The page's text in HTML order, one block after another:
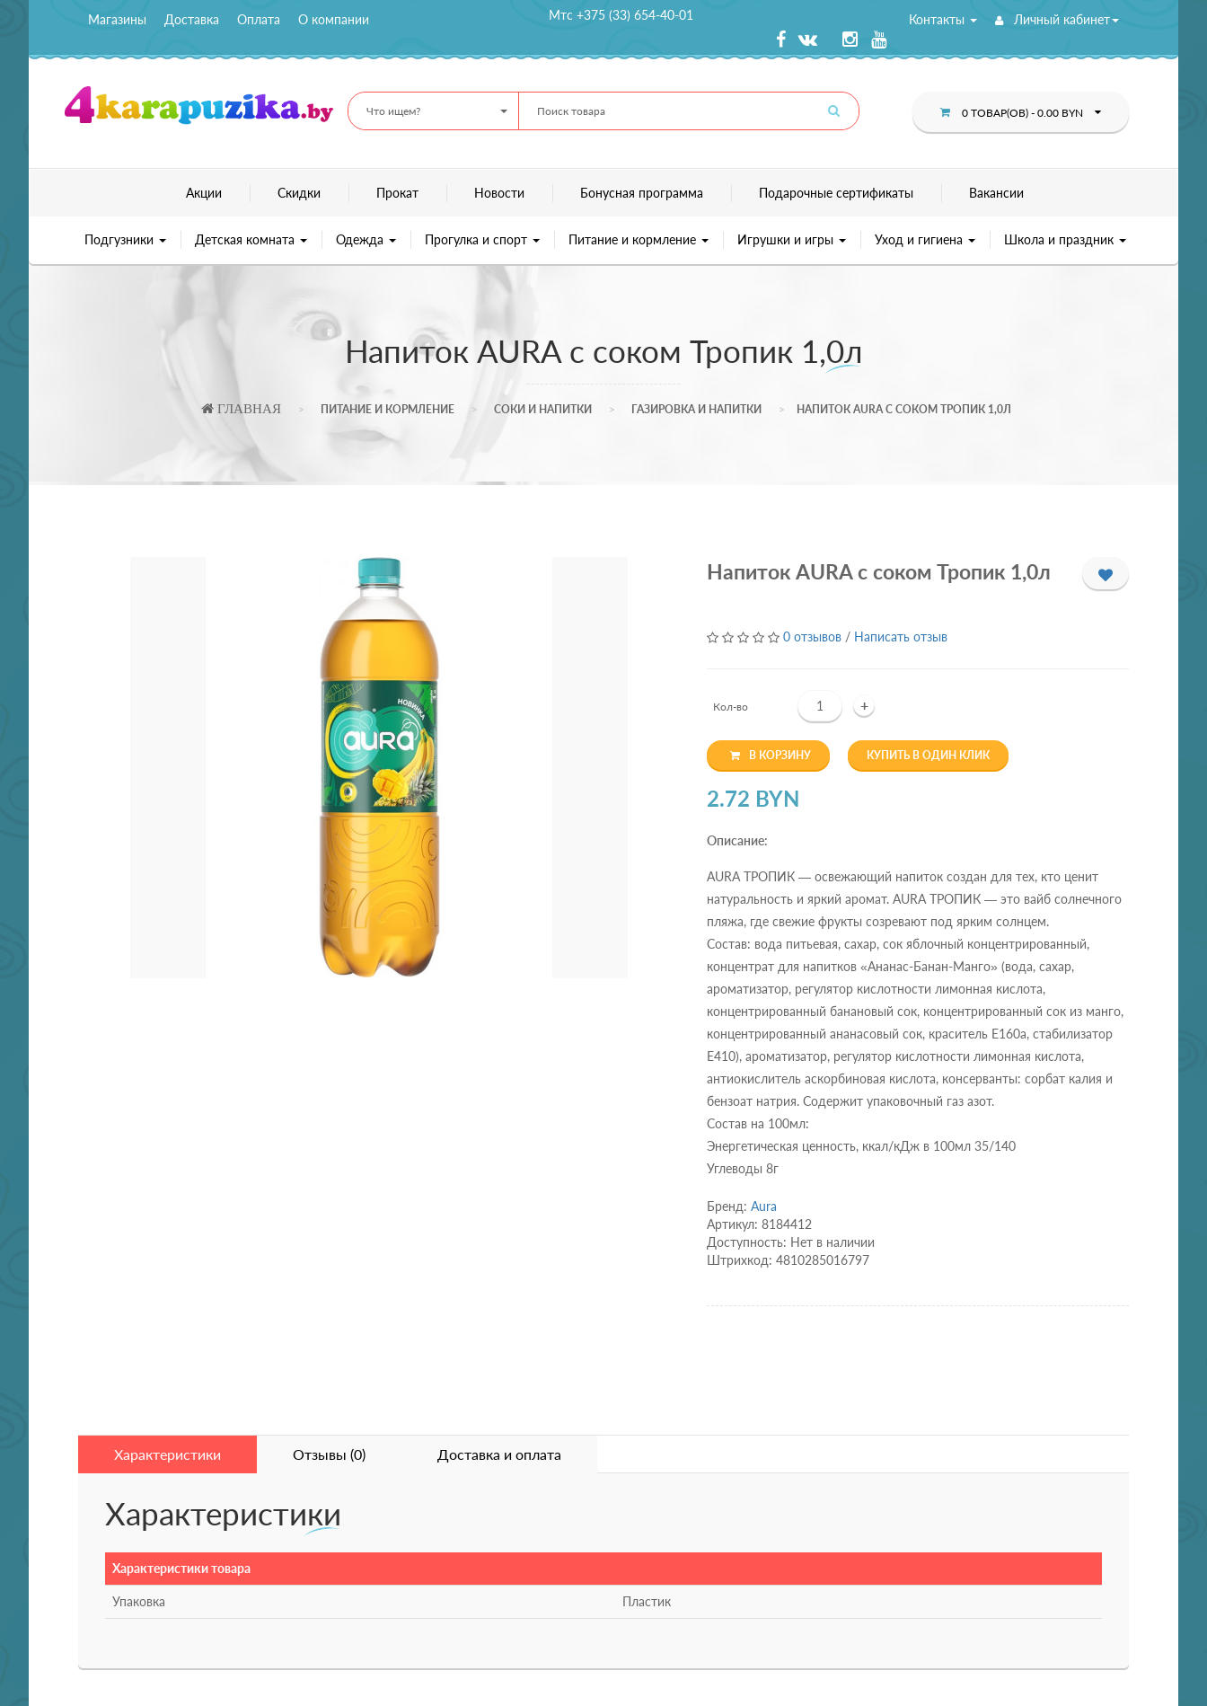
Магазины Доставка Оплата О компании Мтс +375 (33) 654-40-01 Контакты Личный кабинет
Что ищем? 0 ТОВАР(ОВ) - 0.00 BYN
Акции Скидки Прокат Новости Бонусная программа Подарочные сертификаты Вакансии
Подгузники Детская комната Одежда Прогулка и спорт Питание и кормление Игрушки и игры Уход и гигиена Школа и праздник
Напиток AURA с соком Тропик 1,0л
ГЛАВНАЯ ПИТАНИЕ И КОРМЛЕНИЕ СОКИ И НАПИТКИ ГАЗИРОВКА И НАПИТКИ НАПИТОК AURA С СОКОМ ТРОПИК 1,0Л
Напиток AURA с соком Тропик 1,0л
0 отзывов / Написать отзыв
Кол-во +
В КОРЗИНУ КУПИТЬ В ОДИН КЛИК
2.72 BYN
Описание:
AURA ТРОПИК — освежающий напиток создан для тех, кто ценит
натуральность и яркий аромат. AURA ТРОПИК — это вайб солнечного
пляжа, где свежие фрукты созревают под ярким солнцем.
Состав: вода питьевая, сахар, сок яблочный концентрированный,
концентрат для напитков «Ананас-Банан-Манго» (вода, сахар,
ароматизатор, регулятор кислотности лимонная кислота,
концентрированный банановый сок, концентрированный сок из манго,
концентрированный ананасовый сок, краситель Е160а, стабилизатор
Е410), ароматизатор, регулятор кислотности лимонная кислота,
антиокислитель аскорбиновая кислота, консерванты: сорбат калия и
бензоат натрия. Содержит упаковочный газ азот.
Состав на 100мл:
Энергетическая ценность, ккал/кДж в 100мл 35/140
Углеводы 8г
Бренд: Aura
Артикул: 8184412
Доступность: Нет в наличии
Штрихкод: 4810285016797
Характеристики Отзывы (0) Доставка и оплата
Характеристики
Характеристики товара
Упаковка Пластик